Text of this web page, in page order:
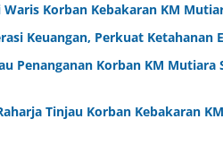
Korban Kebakaran KM
Keuangan, Perkuat Ketahanan
Penanganan Korban KM Mutiara
Tinjau Korban Kebakaran